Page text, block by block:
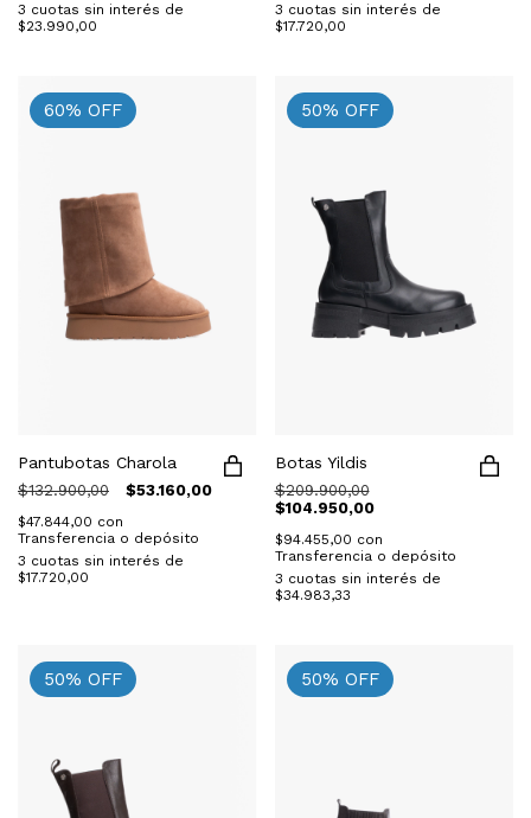
3 cuotas sin interés de
$23.990,00
3 cuotas sin interés de
$17.720,00
60% OFF
Pantubotas Charola
$132.900,00 $53.160,00
$47.844,00 con
Transferencia o depósito
3 cuotas sin interés de
$17.720,00
50% OFF
Botas Yildis
$209.900,00
$104.950,00
$94.455,00 con
Transferencia o depósito
3 cuotas sin interés de
$34.983,33
50% OFF 50% OFF